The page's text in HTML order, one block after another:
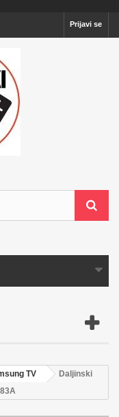
Prijavi se
TV
Daljinski